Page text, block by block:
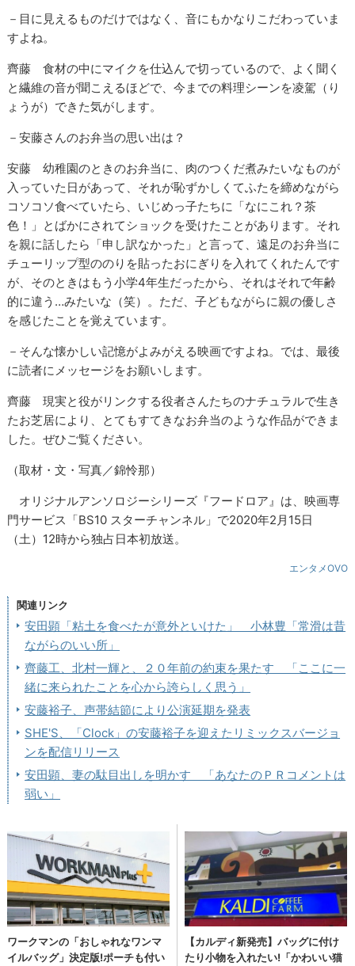
－目に見えるものだけではなく、音にもかなりこだわっていま
すよね。
齊藤 食材の中にマイクを仕込んで切っているので、よく聞く
と繊維の音が聞こえるほどで、今までの料理シーンを凌駕（り
ょうが）できた気がします。
－安藤さんのお弁当の思い出は？
安藤 幼稚園のときのお弁当に、肉のつくだ煮みたいなものが
入っていた日があって、それが恥ずかしくてふたを締めながら
コソコソ食べていたら、いじめっ子たちに「なにこれ？茶
色！」とばかにされてショックを受けたことがあります。それ
を親に話したら「申し訳なかった」と言って、遠足のお弁当に
チューリップ型ののりを貼ったおにぎりを入れてくれたんです
が、そのときはもう小学4年生だったから、それはそれで年齢
的に違う…みたいな（笑）。ただ、子どもながらに親の優しさ
を感じたことを覚えています。
－そんな懐かしい記憶がよみがえる映画ですよね。では、最後
に読者にメッセージをお願いします。
齊藤 現実と役がリンクする役者さんたちのナチュラルで生き
たお芝居により、とてもすてきなお弁当のような作品ができま
した。ぜひご覧ください。
（取材・文・写真／錦怜那）
オリジナルアンソロジーシリーズ『フードロア』は、映画専
門サービス「BS10 スターチャンネル」で2020年2月15日
（土）12時から独占日本初放送。
エンタメOVO
関連リンク
安田顕「粘土を食べたが意外といけた」 小林豊「常滑は昔
ながらのいい所」
齊藤工、北村一輝と、２０年前の約束を果たす 「ここに一
緒に来られたことを心から誇らしく思う」
安藤裕子、声帯結節により公演延期を発表
SHE'S、「Clock」の安藤裕子を迎えたリミックスバージョ
ンを配信リリース
安田顕、妻の駄目出しを明かす 「あなたのＰＲコメントは
弱い」